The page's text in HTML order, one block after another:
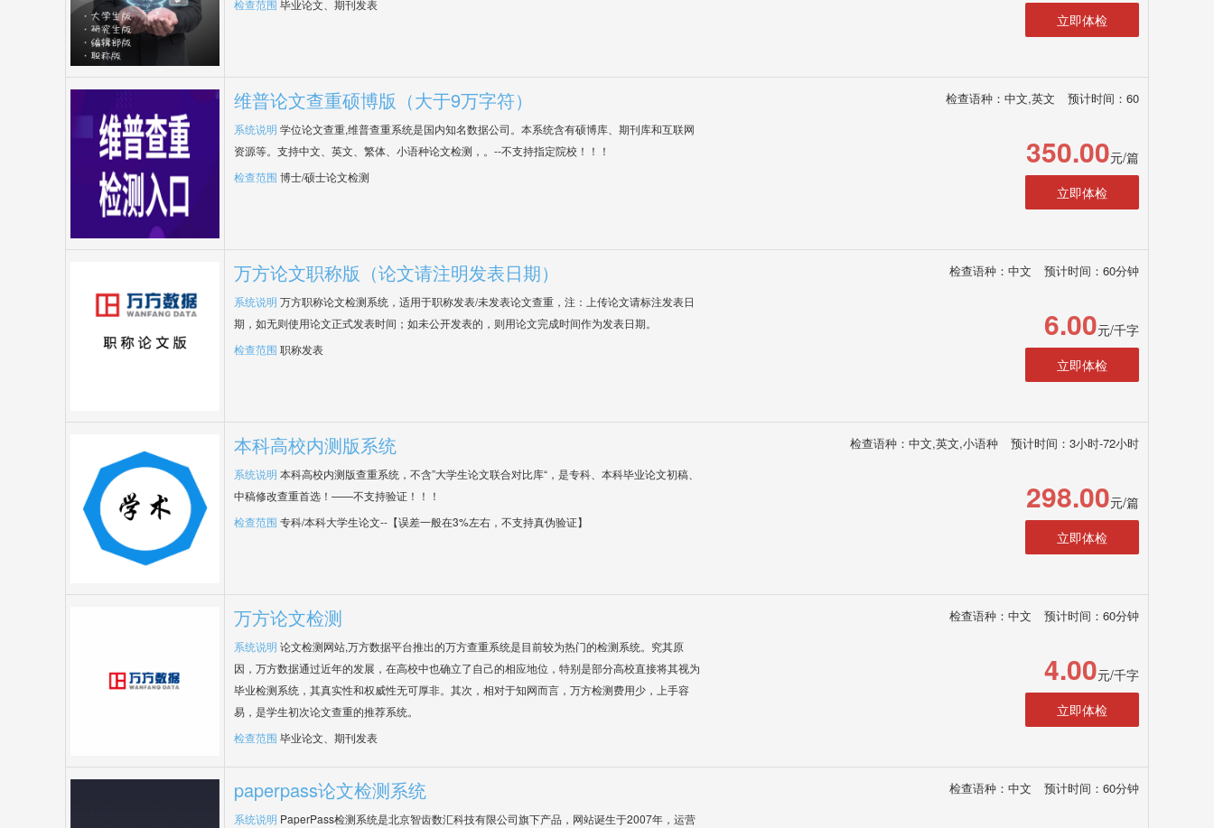
检查范围 毕业论文、期刊发表
立即体检
维普论文查重硕博版（大于9万字符） 检查语种：中文,英文 预计时间：60
系统说明 学位论文查重,维普查重系统是国内知名数据公司。本系统含有硕博库、期刊库和互联网
资源等。支持中文、英文、繁体、小语种论文检测，。--不支持指定院校！！！
检查范围 博士/硕士论文检测
350.00元/篇
立即体检
万方论文职称版（论文请注明发表日期） 检查语种：中文 预计时间：60分钟
系统说明 万方职称论文检测系统，适用于职称发表/未发表论文查重，注：上传论文请标注发表日
期，如无则使用论文正式发表时间；如未公开发表的，则用论文完成时间作为发表日期。
检查范围 职称发表
6.00元/千字
立即体检
本科高校内测版系统 检查语种：中文,英文,小语种 预计时间：3小时-72小时
系统说明 本科高校内测版查重系统，不含”大学生论文联合对比库“，是专科、本科毕业论文初稿、
中稿修改查重首选！——不支持验证！！！
检查范围 专科/本科大学生论文--【误差一般在3%左右，不支持真伪验证】
298.00元/篇
立即体检
万方论文检测 检查语种：中文 预计时间：60分钟
系统说明 论文检测网站,万方数据平台推出的万方查重系统是目前较为热门的检测系统。究其原
因，万方数据通过近年的发展，在高校中也确立了自己的相应地位，特别是部分高校直接将其视为
毕业检测系统，其真实性和权威性无可厚非。其次，相对于知网而言，万方检测费用少，上手容
易，是学生初次论文查重的推荐系统。
检查范围 毕业论文、期刊发表
4.00元/千字
立即体检
paperpass论文检测系统 检查语种：中文 预计时间：60分钟
系统说明 PaperPass检测系统是北京智齿数汇科技有限公司旗下产品，网站诞生于2007年，运营